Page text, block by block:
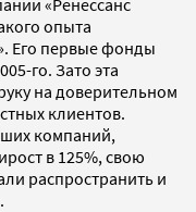
опыта
Его первые фонды
го. Зато эта
на доверительном
клиентов.
компаний,
в 125%, свою
распространить и